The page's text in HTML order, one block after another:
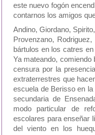
este nuevo fogón
contarnos los amigos
Andino, Giordano,
Provenzano,
bártulos en los catres
Ya mateando,
censura por la
extraterrestres que
escuela de Berisso en
secundaria de
modo particular de
escolares para enseñar
del viento en los